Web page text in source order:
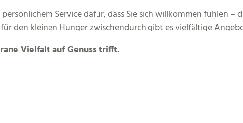
Service dafür, dass Sie sich willkommen fühlen
den kleinen Hunger zwischendurch gibt es vielfältige
Vielfalt auf Genuss trifft.